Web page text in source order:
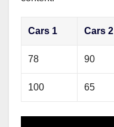
Cars 1 Cars 2
78 90
100 65